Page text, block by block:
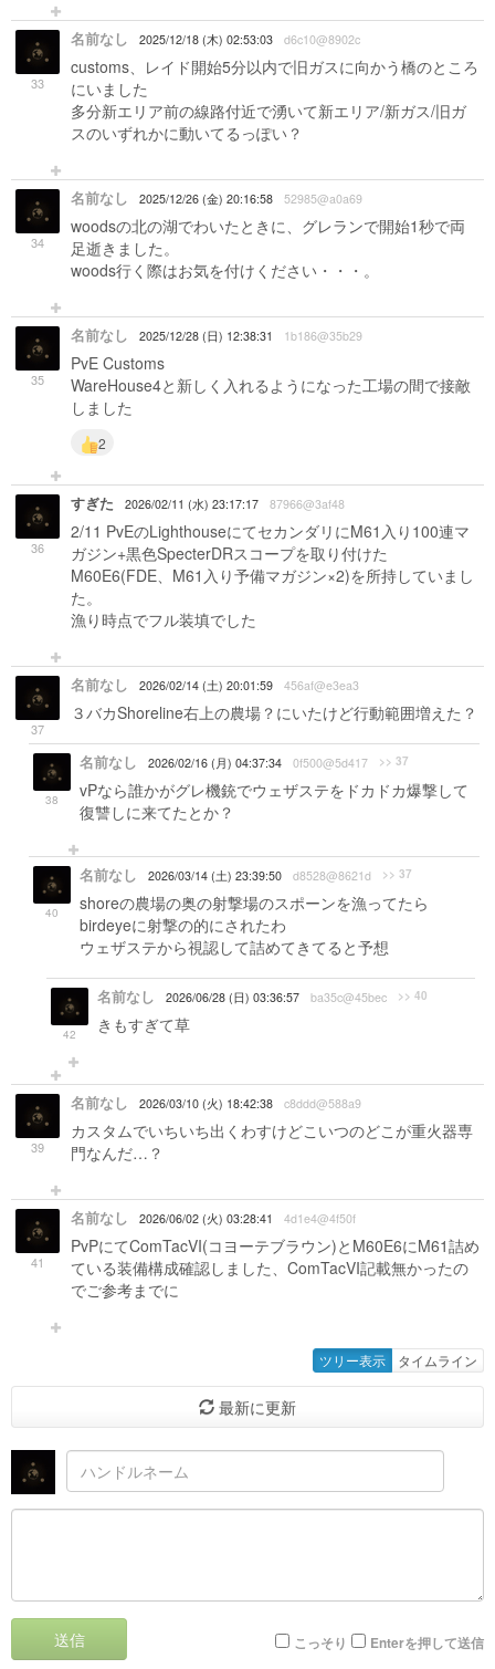
33
名前なし 2025/12/18 (木) 02:53:03 d6c10@8902c
customs、レイド開始5分以内で旧ガスに向かう橋のところ
にいました
多分新エリア前の線路付近で湧いて新エリア/新ガス/旧ガ
スのいずれかに動いてるっぽい？
34
名前なし 2025/12/26 (金) 20:16:58 52985@a0a69
woodsの北の湖でわいたときに、グレランで開始1秒で両
足逝きました。
woods行く際はお気を付けください・・・。
35
名前なし 2025/12/28 (日) 12:38:31 1b186@35b29
PvE Customs
WareHouse4と新しく入れるようになった工場の間で接敵
しました
2
36
すぎた 2026/02/11 (水) 23:17:17 87966@3af48
2/11 PvEのLighthouseにてセカンダリにM61入り100連マ
ガジン+黒色SpecterDRスコープを取り付けた
M60E6(FDE、M61入り予備マガジン×2)を所持していまし
た。
漁り時点でフル装填でした
37
名前なし 2026/02/14 (土) 20:01:59 456af@e3ea3
３バカShoreline右上の農場？にいたけど行動範囲増えた？
38
名前なし 2026/02/16 (月) 04:37:34 0f500@5d417 >> 37
vPなら誰かがグレ機銃でウェザステをドカドカ爆撃して
復讐しに来てたとか？
40
名前なし 2026/03/14 (土) 23:39:50 d8528@8621d >> 37
shoreの農場の奥の射撃場のスポーンを漁ってたら
birdeyeに射撃の的にされたわ
ウェザステから視認して詰めてきてると予想
42
名前なし 2026/06/28 (日) 03:36:57 ba35c@45bec >> 40
きもすぎて草
39
名前なし 2026/03/10 (火) 18:42:38 c8ddd@588a9
カスタムでいちいち出くわすけどこいつのどこが重火器専
門なんだ…？
41
名前なし 2026/06/02 (火) 03:28:41 4d1e4@4f50f
PvPにてComTacVI(コヨーテブラウン)とM60E6にM61詰め
ている装備構成確認しました、ComTacVI記載無かったの
でご参考までに
ツリー表示 タイムライン
最新に更新
送信 こっそり Enterを押して送信